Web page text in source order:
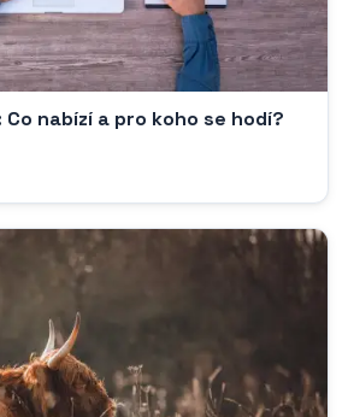
nabízí a pro koho se hodí?